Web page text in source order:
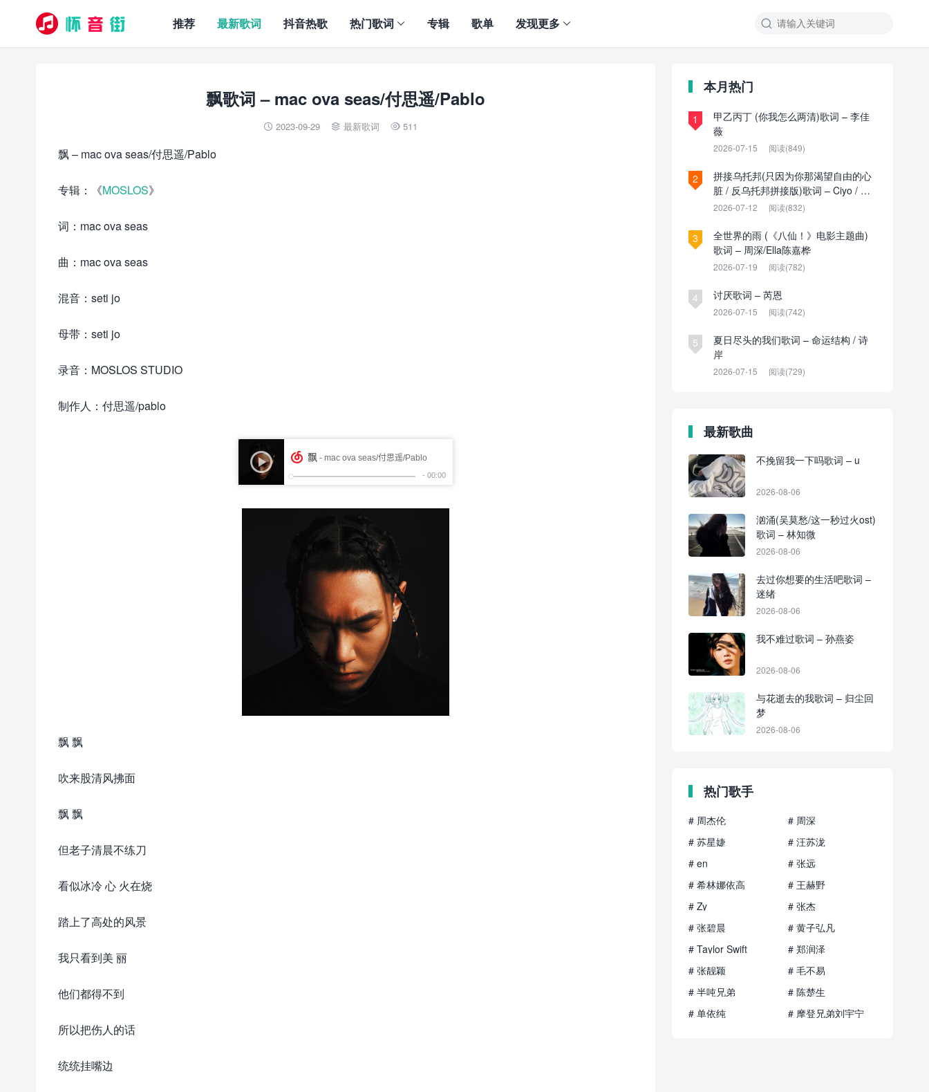

推荐 最新歌词 抖音热歌 热门歌词 专辑 歌单 发现更多
飘歌词 – mac ova seas/付思遥/Pablo
 2023-09-29  最新歌词  511
飘 – mac ova seas/付思遥/Pablo
专辑：《MOSLOS》
词：mac ova seas
曲：mac ova seas
混音：seti jo
母带：seti jo
录音：MOSLOS STUDIO
制作人：付思遥/pablo
飘 飘
吹来股清风拂面
飘 飘
但老子清晨不练刀
看似冰冷 心 火在烧
踏上了高处的风景
我只看到美 丽
他们都得不到
所以把伤人的话
统统挂嘴边
本月热门
1
甲乙丙丁 (你我怎么两清)歌词 – 李佳
薇
2026-07-15 阅读(849)
2
拼接乌托邦(只因为你那渴望自由的心
脏 / 反乌托邦拼接版)歌词 – Ciyo / 见
过夏天P / 乌托邦P
2026-07-12 阅读(832)
3
全世界的雨 (《八仙！》电影主题曲)
歌词 – 周深/Ella陈嘉桦
2026-07-19 阅读(782)
4 讨厌歌词 – 芮恩
2026-07-15 阅读(742)
5
夏日尽头的我们歌词 – 命运结构 / 诗
岸
2026-07-15 阅读(729)
最新歌曲
不挽留我一下吗歌词 – u
2026-08-06
汹涌(吴莫愁/这一秒过火ost)
歌词 – 林知微
2026-08-06
去过你想要的生活吧歌词 –
迷绪
2026-08-06
我不难过歌词 – 孙燕姿
2026-08-06
与花逝去的我歌词 – 归尘回
梦
2026-08-06
热门歌手
# 周杰伦
# 周深
# 苏星婕
# 汪苏泷
# en
# 张远
# 希林娜依高
# 王赫野
# Zy
# 张杰
# 张碧晨
# 黄子弘凡
# Taylor Swift
# 郑润泽
# 张靓颖
# 毛不易
# 半吨兄弟
# 陈楚生
# 单依纯
# 摩登兄弟刘宇宁